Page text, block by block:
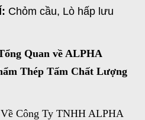
Chỏm cầu, Lò hấp lưu
Quan về ALPHA
Thép Tấm Chất Lượng
Công Ty TNHH ALPHA